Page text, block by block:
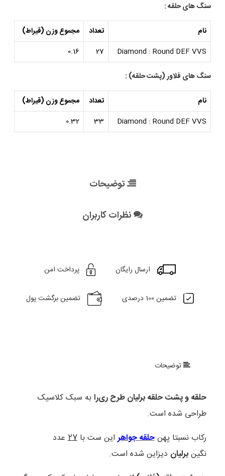
سنگ های حلقه :
نام تعداد
مجموع وزن (قیراط)
Diamond : Round DEF VVS
27
0.16
سنگ های فلاور (پشت حلقه) :
نام تعداد
مجموع وزن (قیراط)
Diamond : Round DEF VVS
33
0.32
توضیحات
نظرات کاربران
ارسال رایگان پرداخت امن
تضمین 100 درصدی تضمین برگشت پول
توضیحات
حلقه و پشت حلقه برلیان طرح ری‌رابه سبک کلاسیک
طراحی شده است.
رکاب نسبتا پهنحلقه جواهراین ست با27عدد
نگینبرلیان دیزاین شده‌ است.